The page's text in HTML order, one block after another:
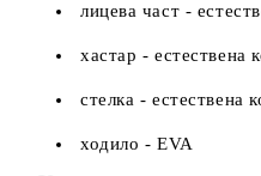
лицева част -
хастар - естествена
стелка - естествена
ходило - EVA